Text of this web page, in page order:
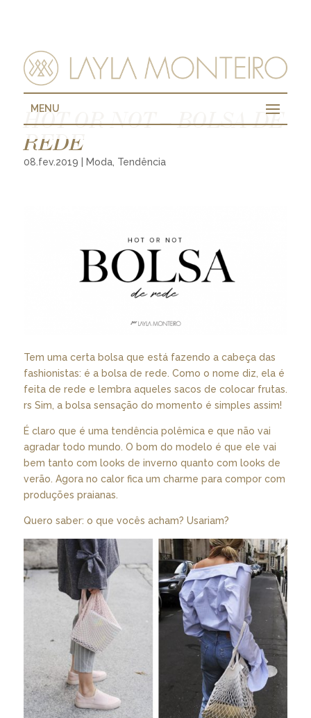
MENU
HOT OR NOT – BOLSA DE
REDE
08.fev.2019 Moda, Tendência
Tem uma certa bolsa que está fazendo a cabeça das
fashionistas: é a bolsa de rede. Como o nome diz, ela é
feita de rede e lembra aqueles sacos de colocar frutas.
rs Sim, a bolsa sensação do momento é simples assim!
É claro que é uma tendência polêmica e que não vai
agradar todo mundo. O bom do modelo é que ele vai
bem tanto com looks de inverno quanto com looks de
verão. Agora no calor fica um charme para compor com
produções praianas.
Quero saber: o que vocês acham? Usariam?